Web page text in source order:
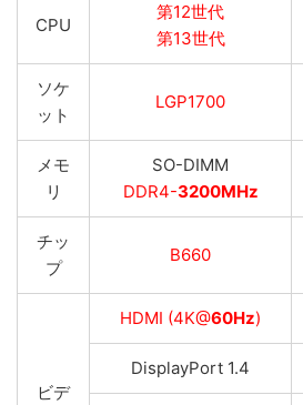
CPU
第12世代
第13世代
ソケ
ット
LGP1700
メモ
リ
SO-DIMM
DDR4-3200MHz
チッ
プ
B660
ビデ
HDMI (4K@60Hz)
DisplayPort 1.4